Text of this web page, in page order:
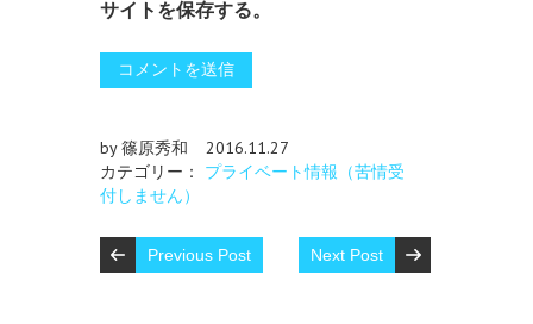
サイトを保存する。
by 篠原秀和
2016.11.27
カテゴリー： プライベート情報（苦情受
付しません）
Previous Post Next Post